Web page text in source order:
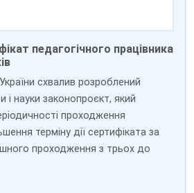
педагогічного працівника
України схвалив розроблений
і науки законопроєкт, який
проходження
терміну дії сертифіката за
проходження з трьох до